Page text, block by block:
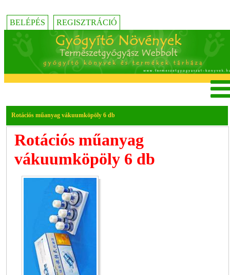
BELÉPÉS REGISZTRÁCIÓ
Rotációs műanyag vákuumköpöly 6 db
Rotációs műanyag
vákuumköpöly 6 db